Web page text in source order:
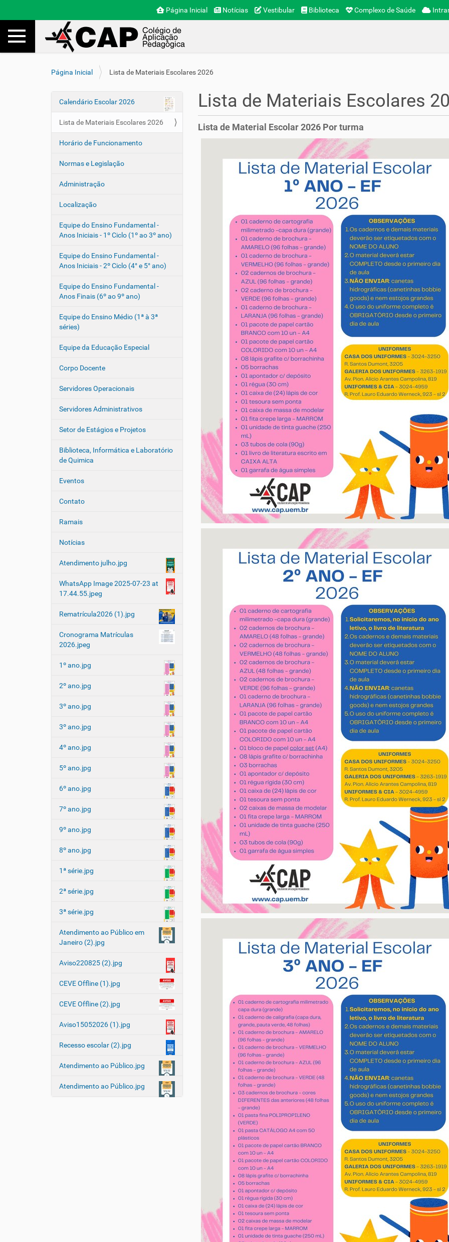
Página Inicial Notícias Vestibular Biblioteca Complexo de Saúde
Toggle navigation Busca
V
e
t
Página Inicial Lista de Materiais Escolares 2026
N
e
a
ç
o
Calendário Escolar 2026
Lista de Materiais Escolares 2026
Horário de Funcionamento
Normas e Legislação
Administração
Localização
Equipe do Ensino Fundamental -
Anos Iniciais - 1º Ciclo (1º ao 3º ano)
Equipe do Ensino Fundamental -
Anos Iniciais - 2º Ciclo (4° e 5° ano)
Equipe do Ensino Fundamental -
Anos Finais (6º ao 9º ano)
Equipe do Ensino Médio (1ª à 3ª
séries)
Equipe da Educação Especial
Corpo Docente
Servidores Operacionais
Servidores Administrativos
Setor de Estágios e Projetos
Biblioteca, Informática e Laboratório
de Quimica
Eventos
Contato
Ramais
Notícias
Atendimento julho.jpg
WhatsApp Image 2025-07-23 at
17.44.55.jpeg
Rematrícula2026 (1).jpg
Cronograma Matrículas
2026.jpeg
1º ano.jpg
2º ano.jpg
3º ano.jpg
3º ano.jpg
4º ano.jpg
5º ano.jpg
6º ano.jpg
7º ano.jpg
9º ano.jpg
8º ano.jpg
1ª série.jpg
2ª série.jpg
3ª série.jpg
Atendimento ao Público em
Janeiro (2).jpg
Aviso220825 (2).jpg
CEVE Offline (1).jpg
CEVE Offline (2).jpg
Aviso15052026 (1).jpg
Recesso escolar (2).jpg
Atendimento ao Público.jpg
Atendimento ao Público.jpg
Lista de Materiais Escolares
Lista de Material Escolar 2026 Por turma